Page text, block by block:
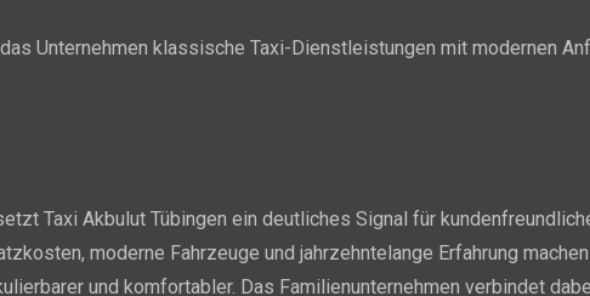
Unternehmen klassische Taxi-Dienstleistungen mit modernen
Taxi Akbulut Tübingen ein deutliches Signal für
moderne Fahrzeuge und jahrzehntelange Erfahrung
und komfortabler. Das Familienunternehmen verbindet